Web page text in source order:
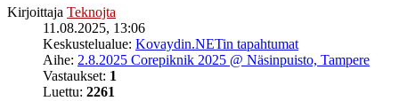
Kirjoittaja Teknojta
11.08.2025, 13:06
Keskustelualue: Kovaydin.NETin tapahtumat
Aihe: 2.8.2025 Corepiknik 2025 @ Näsinpuisto, Tampere
Vastaukset: 1
Luettu: 2261